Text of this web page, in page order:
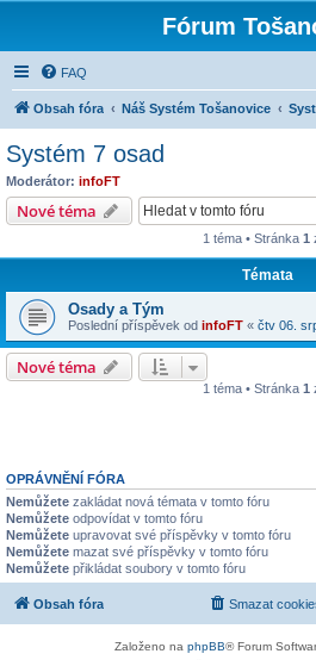
Fórum
FAQ
Obsah fóra Náš Systém Tošanovice
Systém 7 osad
Moderátor: infoFT
Nové téma
1 téma • Stránka 1
Témata
Osady a Tým
Poslední příspěvek od infoFT « čtv 06.
Nové téma
1 téma • Stránka 1
OPRÁVNĚNÍ FÓRA
Nemůžete zakládat nová témata v tomto fóru
Nemůžete odpovídat v tomto fóru
Nemůžete upravovat své příspěvky v tomto fóru
Nemůžete mazat své příspěvky v tomto fóru
Nemůžete přikládat soubory v tomto fóru
Obsah fóra Smazat
Založeno na phpBB® Forum